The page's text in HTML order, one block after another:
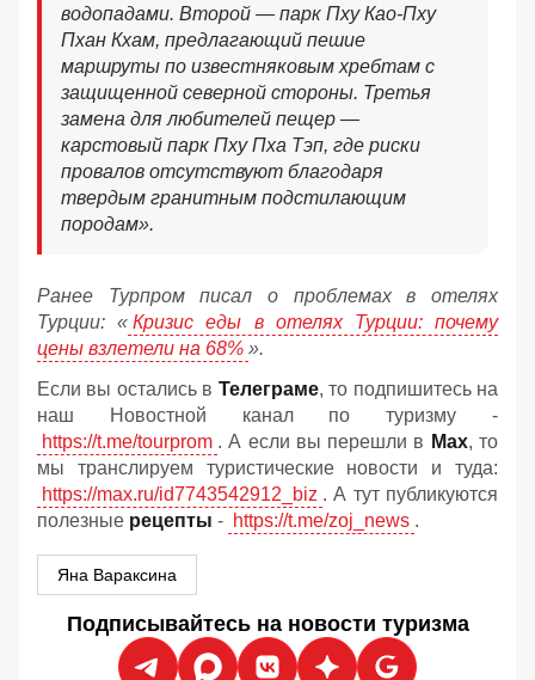
водопадами. Второй — парк Пху Као-Пху
Пхан Кхам, предлагающий пешие
маршруты по известняковым хребтам с
защищенной северной стороны. Третья
замена для любителей пещер —
карстовый парк Пху Пха Тэп, где риски
провалов отсутствуют благодаря
твердым гранитным подстилающим
породам».
Ранее Турпром писал о проблемах в отелях
Турции: « Кризис еды в отелях Турции: почему
цены взлетели на 68% ».
Если вы остались в Телеграме, то подпишитесь на
наш Новостной канал по туризму -
https://t.me/tourprom . А если вы перешли в Мах, то
мы транслируем туристические новости и туда:
https://max.ru/id7743542912_biz . А тут публикуются
полезные рецепты - https://t.me/zoj_news .
Яна Вараксина
Подписывайтесь на новости туризма